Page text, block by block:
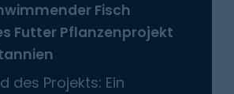
Fisch
Futter Pflanzenprojekt
des Projekts: Ein